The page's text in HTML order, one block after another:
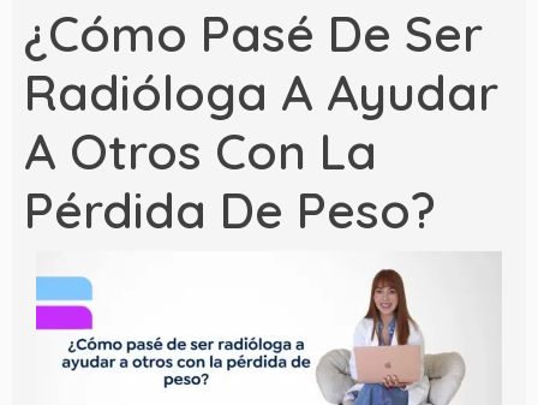
¿Cómo Pasé De Ser
Radióloga A Ayudar
A Otros Con La
Pérdida De Peso?